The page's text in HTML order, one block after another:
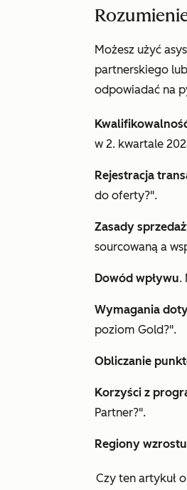
Możesz użyć
partnerskiego
odpowiadać na
w 2. kwartale
Rejestracja
do oferty?".
Zasady
sourcowaną a
Dowód wpływu.
Wymagania
poziom Gold?".
Obliczanie
Korzyści z
Partner?".
Regiony
Czy ten artykuł